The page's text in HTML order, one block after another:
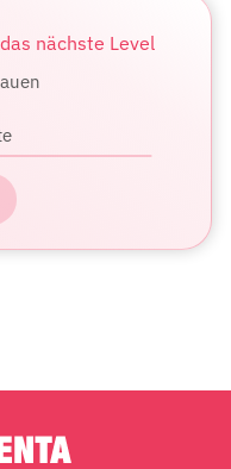
nächste Level